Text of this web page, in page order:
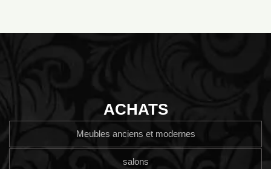
ACHATS
Meubles anciens et modernes
salons